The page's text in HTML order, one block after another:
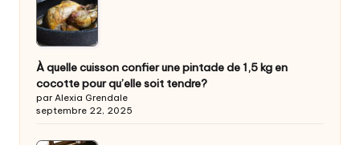
À quelle cuisson confier une pintade de 1,5 kg en
cocotte pour qu’elle soit tendre?
par Alexia Grendale
septembre 22, 2025